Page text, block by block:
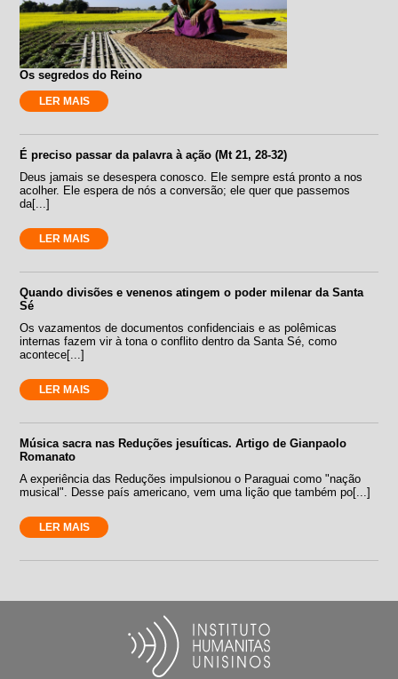
Os segredos do Reino
LER MAIS
É preciso passar da palavra à ação (Mt 21, 28-32)
Deus jamais se desespera conosco. Ele sempre está pronto a nos
acolher. Ele espera de nós a conversão; ele quer que passemos
da[...]
LER MAIS
Quando divisões e venenos atingem o poder milenar da Santa
Sé
Os vazamentos de documentos confidenciais e as polêmicas
internas fazem vir à tona o conflito dentro da Santa Sé, como
acontece[...]
LER MAIS
Música sacra nas Reduções jesuíticas. Artigo de Gianpaolo
Romanato
A experiência das Reduções impulsionou o Paraguai como "nação
musical". Desse país americano, vem uma lição que também po[...]
LER MAIS